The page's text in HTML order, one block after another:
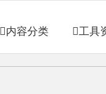
内容分类 工具